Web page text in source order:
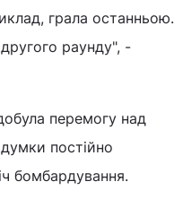
грала останньою.
раунду", -
перемогу над
постійно
бомбардування.